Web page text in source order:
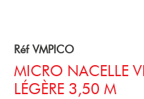
Réf VMPICO
MICRO NACELLE
LÉGÈRE 3,50 M